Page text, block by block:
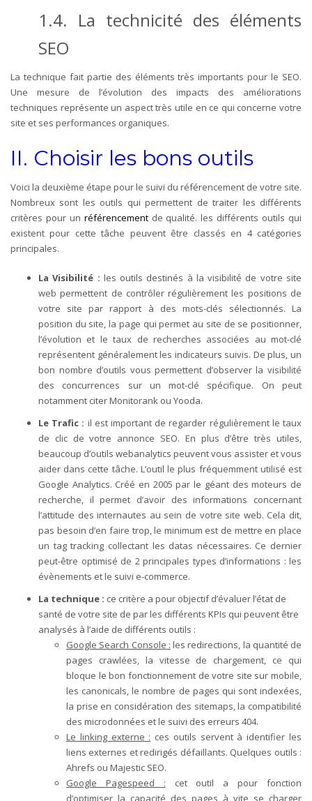
1.4. La technicité des éléments
SEO
La technique fait partie des éléments très importants pour le SEO.
Une mesure de l’évolution des impacts des améliorations
techniques représente un aspect très utile en ce qui concerne votre
site et ses performances organiques.
II. Choisir les bons outils
Voici la deuxième étape pour le suivi du référencement de votre site.
Nombreux sont les outils qui permettent de traiter les différents
critères pour un référencementde qualité. les différents outils qui
existent pour cette tâche peuvent être classés en 4 catégories
principales.
La Visibilité : les outils destinés à la visibilité de votre site
web permettent de contrôler régulièrement les positions de
votre site par rapport à des mots-clés sélectionnés. La
position du site, la page qui permet au site de se positionner,
l’évolution et le taux de recherches associées au mot-clé
représentent généralement les indicateurs suivis. De plus, un
bon nombre d’outils vous permettent d’observer la visibilité
des concurrences sur un mot-clé spécifique. On peut
notamment citer Monitorank ou Yooda.
Le Trafic : il est important de regarder régulièrement le taux
de clic de votre annonce SEO. En plus d’être très utiles,
beaucoup d’outils webanalytics peuvent vous assister et vous
aider dans cette tâche. L’outil le plus fréquemment utilisé est
Google Analytics. Créé en 2005 par le géant des moteurs de
recherche, il permet d’avoir des informations concernant
l’attitude des internautes au sein de votre site web. Cela dit,
pas besoin d’en faire trop, le minimum est de mettre en place
un tag tracking collectant les datas nécessaires. Ce dernier
peut-être optimisé de 2 principales types d’informations : les
évènements et le suivi e-commerce.
La technique : ce critère a pour objectif d’évaluer l’état de
santé de votre site de par les différents KPIs qui peuvent être
analysés à l’aide de différents outils :
Google Search Console : les redirections, la quantité de
pages crawlées, la vitesse de chargement, ce qui
bloque le bon fonctionnement de votre site sur mobile,
les canonicals, le nombre de pages qui sont indexées,
la prise en considération des sitemaps, la compatibilité
des microdonnées et le suivi des erreurs 404.
Le linking externe : ces outils servent à identifier les
liens externes et redirigés défaillants. Quelques outils :
Ahrefs ou Majestic SEO.
Google Pagespeed : cet outil a pour fonction
d’optimiser la capacité des pages à vite se charger